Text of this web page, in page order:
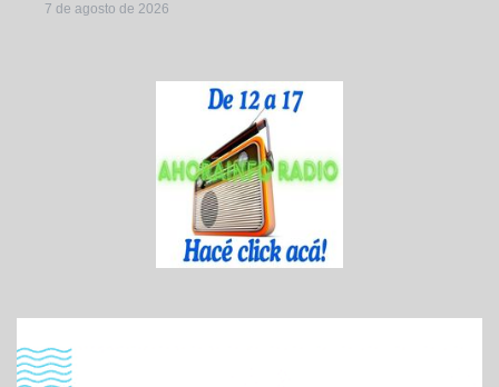
7 de agosto de 2026